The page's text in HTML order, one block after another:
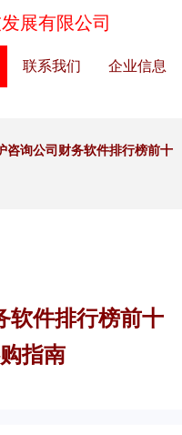
展有限公司
联系我们 企业信息
咨询公司财务软件排行榜前十
软件排行榜前十
指南